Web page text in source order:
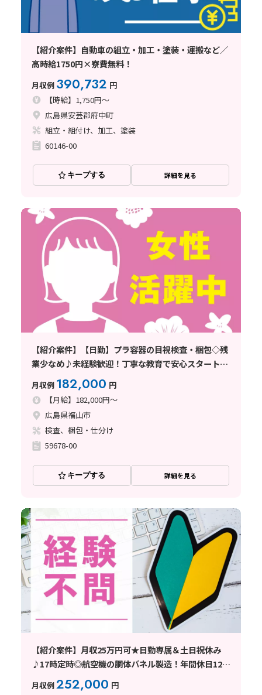
【紹介案件】自動車の組立・加工・塗装・運搬など／
高時給1750円×寮費無料！
月収例 390,732 円
【時給】1,750円～
広島県安芸郡府中町
組立・組付け、加工、塗装
60146-00
キープする 詳細を見る
【紹介案件】【日勤】プラ容器の目視検査・梱包◇残
業少なめ♪未経験歓迎！丁寧な教育で安心スタート◎
清潔な職場☆
月収例 182,000 円
【月給】182,000円～
広島県福山市
検査、梱包・仕分け
59678-00
キープする 詳細を見る
【紹介案件】月収25万円可★日勤専属＆土日祝休み
♪17時定時◎航空機の胴体パネル製造！年間休日125
月収例252,000 円